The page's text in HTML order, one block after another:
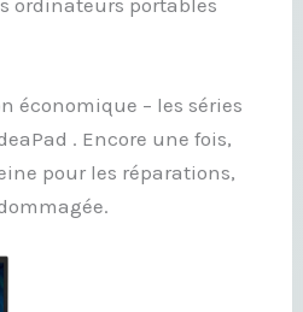
économique – les séries
. Encore une fois,
pour les réparations,